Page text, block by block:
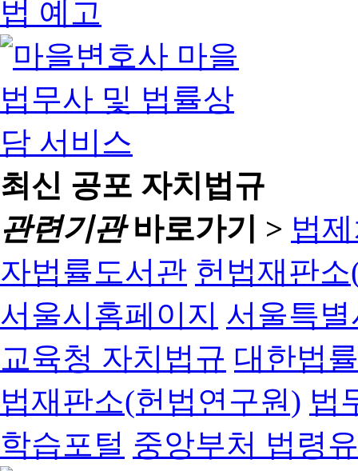
최신 공포 자치법규
관련기관바로가기 > 법
자법률도서관 헌법재판
서울시홈페이지 서울특
교육청 자치법규 대한법
법재판소(헌법연구원) 법
학습포털 중앙부처 법령